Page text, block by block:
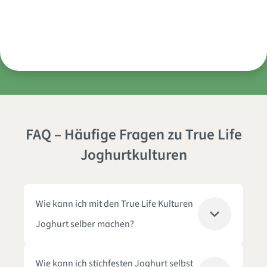
mit traditionellem Wissen.
FAQ – Häufige Fragen zu True Life
Joghurtkulturen
Wie kann ich mit den True Life Kulturen
Joghurt selber machen?
Wie kann ich stichfesten Joghurt selbst